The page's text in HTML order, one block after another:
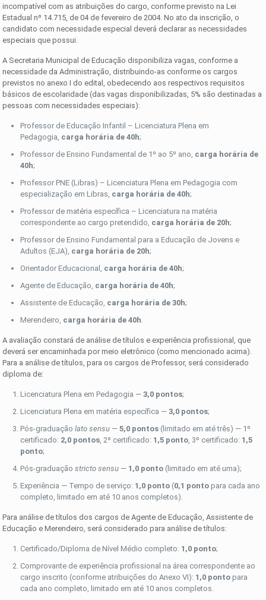
incompatível com as atribuições do cargo, conforme previsto na Lei
Estadual nº 14.715, de 04 de fevereiro de 2004. No ato da inscrição, o
candidato com necessidade especial deverá declarar as necessidades
especiais que possui.
A Secretaria Municipal de Educação disponibiliza vagas, conforme a
necessidade da Administração, distribuindo-as conforme os cargos
previstos no anexo I do edital, obedecendo aos respectivos requisitos
básicos de escolaridade (das vagas disponibilizadas, 5% são destinadas a
pessoas com necessidades especiais):
Professor de Educação Infantil – Licenciatura Plena em
Pedagogia, carga horária de 40h;
Professor de Ensino Fundamental de 1º ao 5º ano, carga horária de
40h;
Professor PNE (Libras) – Licenciatura Plena em Pedagogia com
especialização em Libras, carga horária de 40h;
Professor de matéria específica – Licenciatura na matéria
correspondente ao cargo pretendido, carga horária de 20h;
Professor de Ensino Fundamental para a Educação de Jovens e
Adultos (EJA), carga horária de 20h;
Orientador Educacional, carga horária de 40h;
Agente de Educação, carga horária de 40h;
Assistente de Educação, carga horária de 30h;
Merendeiro, carga horária de 40h
A avaliação constará de análise de títulos e experiência profissional, que
deverá ser encaminhada por meio eletrônico (como mencionado acima).
Para a análise de títulos, para os cargos de Professor, será considerado
diploma de:
Licenciatura Plena em Pedagogia —3,0 pontos;
Licenciatura Plena em matéria específica —3,0 pontos;
Pós-graduaçãolato sensu —5,0 pontos (limitado em até três) — 1º
certificado: 2,0 pontos , 2º certificado: 1,5 ponto , 3º certificado: 1,5
ponto;
Pós-graduaçãostricto sensu — 1,0 ponto (limitado em até uma);
Experiência — Tempo de serviço: 1,0 ponto (0,1 ponto para cada ano
completo, limitado em até 10 anos completos).
Para análise de títulos dos cargos de Agente de Educação, Assistente de
Educação e Merendeiro, será considerado para análise de títulos:
Certificado/Diploma de Nível Médio completo: 1,0 ponto;
Comprovante de experiência profissional na área correspondente ao
cargo inscrito (conforme atribuições do Anexo VI): 1,0 ponto para
cada ano completo, limitado em até 10 anos completos.